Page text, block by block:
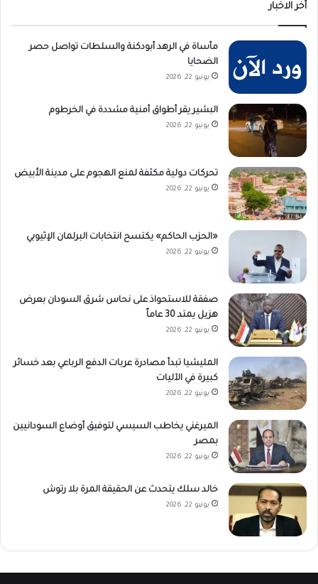
أخر الاخبار
مأساة في الرهد أبودكنة والسلطات تواصل حصر
الضحايا
يونيو 22, 2026
البشير يقر أطواق أمنية مشددة في الخرطوم
يونيو 22, 2026
تحركات دولية مكثفة لمنع الهجوم على مدينة الأبيض
يونيو 22, 2026
«الحزب الحاكم» يكتسح انتخابات البرلمان الإثيوبي
يونيو 22, 2026
صفقة للاستحواذ على نحاس شرق السودان بعرض
هزيل يمتد 30 عاماً
يونيو 22, 2026
المليشيا تبدأ مصادرة عربات الدفع الرباعي بعد خسائر
كبيرة في الآليات
يونيو 22, 2026
الميرغني يخاطب السيسي لتوفيق أوضاع السودانيين
بمصر
يونيو 22, 2026
خالد سلك يتحدث عن الحقيقة المرة بلا رتوش
يونيو 22, 2026